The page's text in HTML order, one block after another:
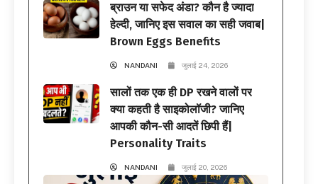
ब्राउन या सफेद अंडा? कौन है ज्यादा
हेल्दी, जानिए इस सवाल का सही जवाब|
Brown Eggs Benefits
NANDANI जुलाई 24, 2026
सालों तक एक ही DP रखने वालों पर
क्या कहती है साइकोलॉजी? जानिए
आपकी कौन-सी आदतें छिपी हैं|
Personality Traits
NANDANI जुलाई 20, 2026